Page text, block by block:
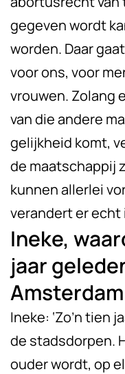
gegeven wordt
worden. Daar
voor ons, voor
vrouwen. Zolang
van die andere
gelijkheid komt,
de maatschappij
kunnen allerlei
verandert er echt
Ineke,
jaar
Ineke: ‘Zo’n tien
de stadsdorpen.
ouder wordt, op